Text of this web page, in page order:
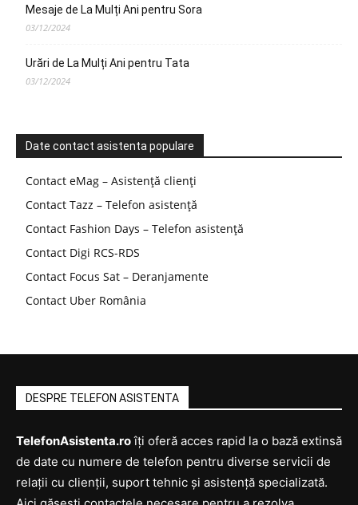
Mesaje de La Mulți Ani pentru Sora
03/12/2024
Urări de La Mulți Ani pentru Tata
03/12/2024
Date contact asistenta populare
Contact eMag – Asistență clienți
Contact Tazz – Telefon asistență
Contact Fashion Days – Telefon asistență
Contact Digi RCS-RDS
Contact Focus Sat – Deranjamente
Contact Uber România
DESPRE TELEFON ASISTENTA
TelefonAsistenta.roîți oferă acces rapid la o bază extinsă
de date cu numere de telefon pentru diverse servicii de
relații cu clienții, suport tehnic și asistență specializată.